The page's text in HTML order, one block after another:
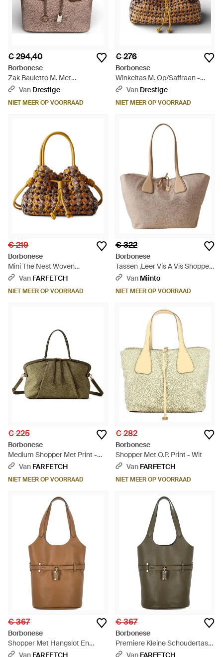
€ 294,40
Borbonese
Zak Bauletto M. Met
Schouderriem /Marrone
Van Drestige
NIET MEER OP VOORRAAD
€ 276
Borbonese
Winkeltas M. Op/Saffraan -
BruinVan Drestige
NIET MEER OP VOORRAAD
€ 219
Borbonese
Mini The Nest Woven
Drawstring Tote Bag - Bruin
Van FARFETCH
NIET MEER OP VOORRAAD
€ 322
Borbonese
Tassen ,Leer Vis A Vis Shopper
- Bruin
Van Miinto
NIET MEER OP VOORRAAD
€ 225
Borbonese
Medium Shopper Met Print -
Groen
Van FARFETCH
NIET MEER OP VOORRAAD
€ 282
Borbonese
Shopper Met O.P. Print - Wit
Van FARFETCH
NIET MEER OP VOORRAAD
€ 367
Borbonese
Shopper Met Hangslot En
Ceintuur - Bruin
Van FARFETCH
€ 367
Borbonese
Premiere Kleine Schoudertas
Met Hangslot - Groen
Van FARFETCH